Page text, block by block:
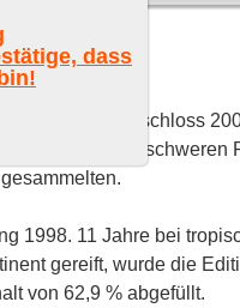
4.34 von 5)
aus Trinidad schloss
schweren
1998. 11 Jahre bei
gereift, wurde die
von 62,9 % abgefüllt.
dass